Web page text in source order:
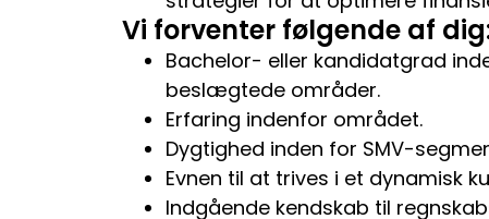
Vi forventer følgende af
Bachelor- eller kandidatgrad
beslægtede områder.
Erfaring indenfor området.
Dygtighed inden for SMV-
Evnen til at trives i et dynamisk
Indgående kendskab til